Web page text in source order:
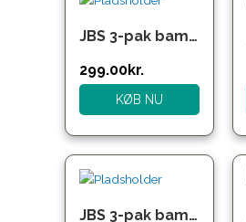
JBS 3-pak bambus boxershorts i sort og blå – herre
299.00kr.
KØB NU
JBS 3-pak bambus underbukser/boxershorts multifarvet til herre.